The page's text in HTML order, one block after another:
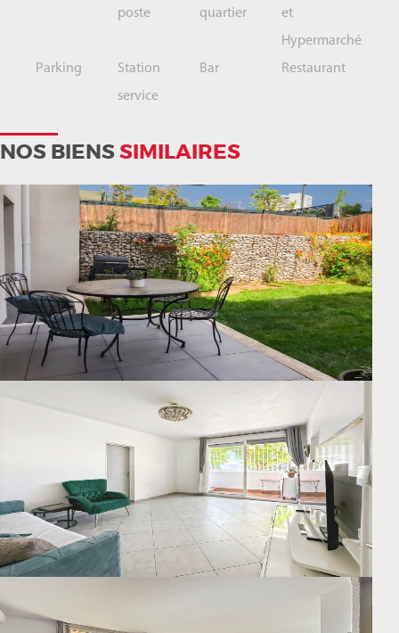
poste
quartier
et
Hypermarché
Parking
Station
service
Bar Restaurant
NOS BIENSSIMILAIRES